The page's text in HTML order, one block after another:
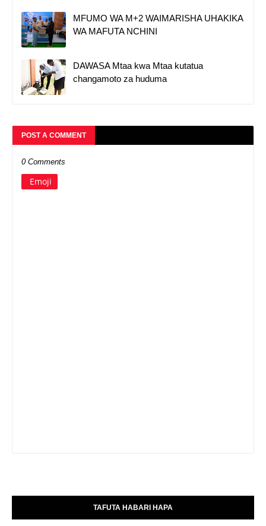
MFUMO WA M+2 WAIMARISHA UHAKIKA
WA MAFUTA NCHINI
DAWASA Mtaa kwa Mtaa kutatua
changamoto za huduma
POST A COMMENT
0 Comments
Emoji
TAFUTA HABARI HAPA